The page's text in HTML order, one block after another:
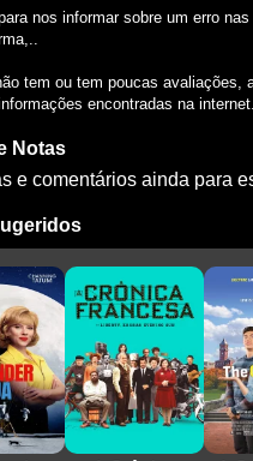
nos informar sobre um erro
tem ou tem poucas avaliações,
encontradas na internet.
Notas
e comentários ainda para